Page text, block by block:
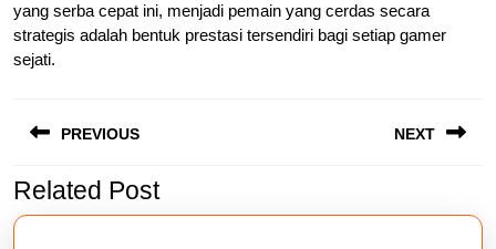
yang serba cepat ini, menjadi pemain yang cerdas secara
strategis adalah bentuk prestasi tersendiri bagi setiap gamer
sejati.
pos
PREVIOUS
Previous
post:
NEXT
post:
Related Post